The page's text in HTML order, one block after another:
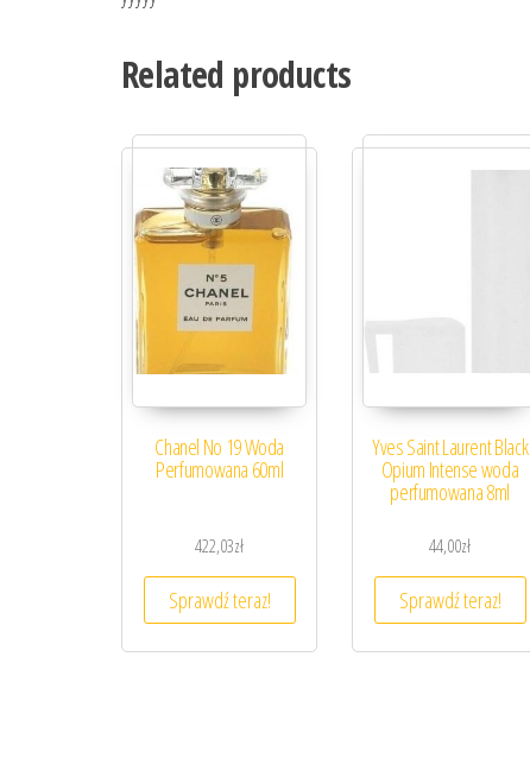
Related products
Chanel No 19 Woda
Perfumowana 60ml
422,03zł
Sprawdź teraz!
Yves Saint Laurent Black
Opium Intense woda
perfumowana 8ml
44,00zł
Sprawdź teraz!